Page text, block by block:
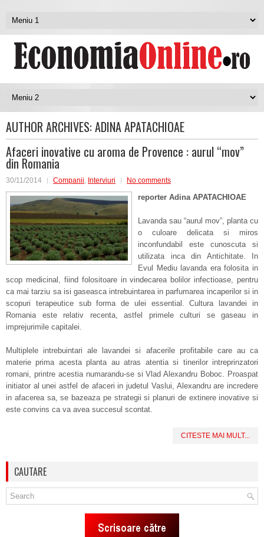
AUTHOR ARCHIVES:ADINA APATACHIOAE
Afaceri inovative cu aroma de Provence : aurul “mov”
din Romania
30/11/2014 Companii, Interviuri No comments
reporter Adina APATACHIOAE
Lavanda sau “aurul mov”, planta cu
o culoare delicata si miros
inconfundabil este cunoscuta si
utilizata inca din Antichitate. In
Evul Mediu lavanda era folosita in
scop medicinal, fiind folositoare in vindecarea bolilor infectioase, pentru
ca mai tarziu sa isi gaseasca intrebuintarea in parfumarea incaperilor si in
scopuri terapeutice sub forma de ulei essential. Cultura lavandei in
Romania este relativ recenta, astfel primele culturi se gaseau in
imprejurimile capitalei.
Multiplele intrebuintari ale lavandei si afacerile profitabile care au ca
materie prima acesta planta au atras atentia si tinerilor intreprinzatori
romani, printre acestia numarandu-se si Vlad Alexandru Boboc. Proaspat
initiator al unei astfel de afaceri in judetul Vaslui, Alexandru are incredere
in afacerea sa, se bazeaza pe strategii si planuri de extinere inovative si
este convins ca va avea succesul scontat.
CITESTE MAI MULT...
CAUTARE